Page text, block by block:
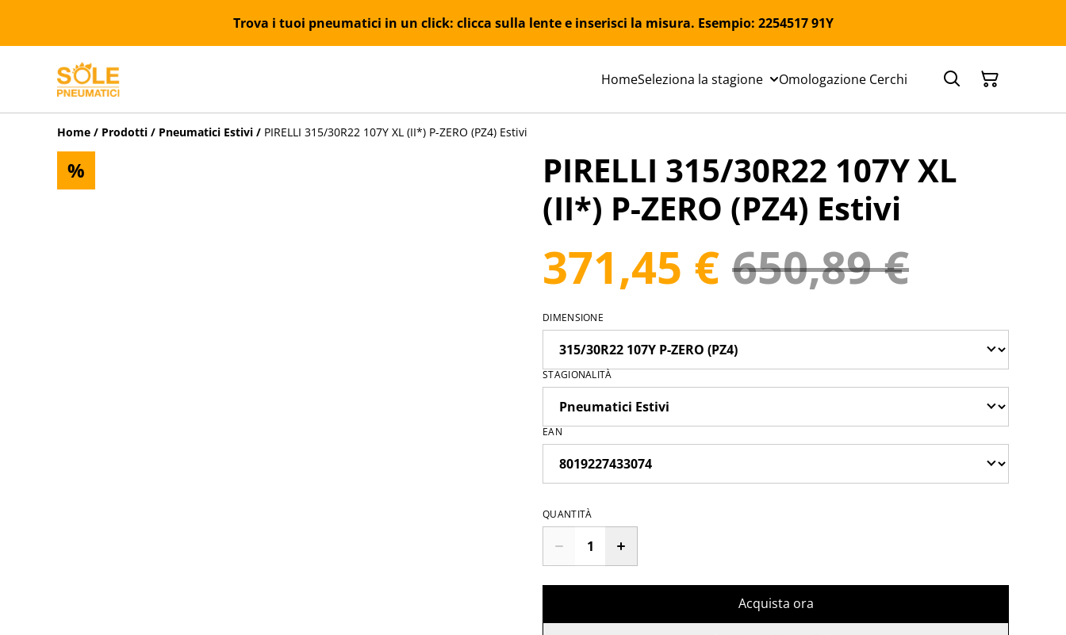
Trova i tuoi pneumatici in un click: clicca sulla lente e inserisci la misura. Esempio: 2254517 91Y
HomeSeleziona la stagione Omologazione Cerchi
Home / Prodotti / Pneumatici Estivi / PIRELLI 315/30R22 107Y XL (II*) P-ZERO (PZ4) Estivi
%
PIRELLI 315/30R22 107Y XL
(II*) P-ZERO (PZ4) Estivi
371,45 € 650,89 €
DIMENSIONE
STAGIONALITÀ
EAN
QUANTITÀ
Acquista ora